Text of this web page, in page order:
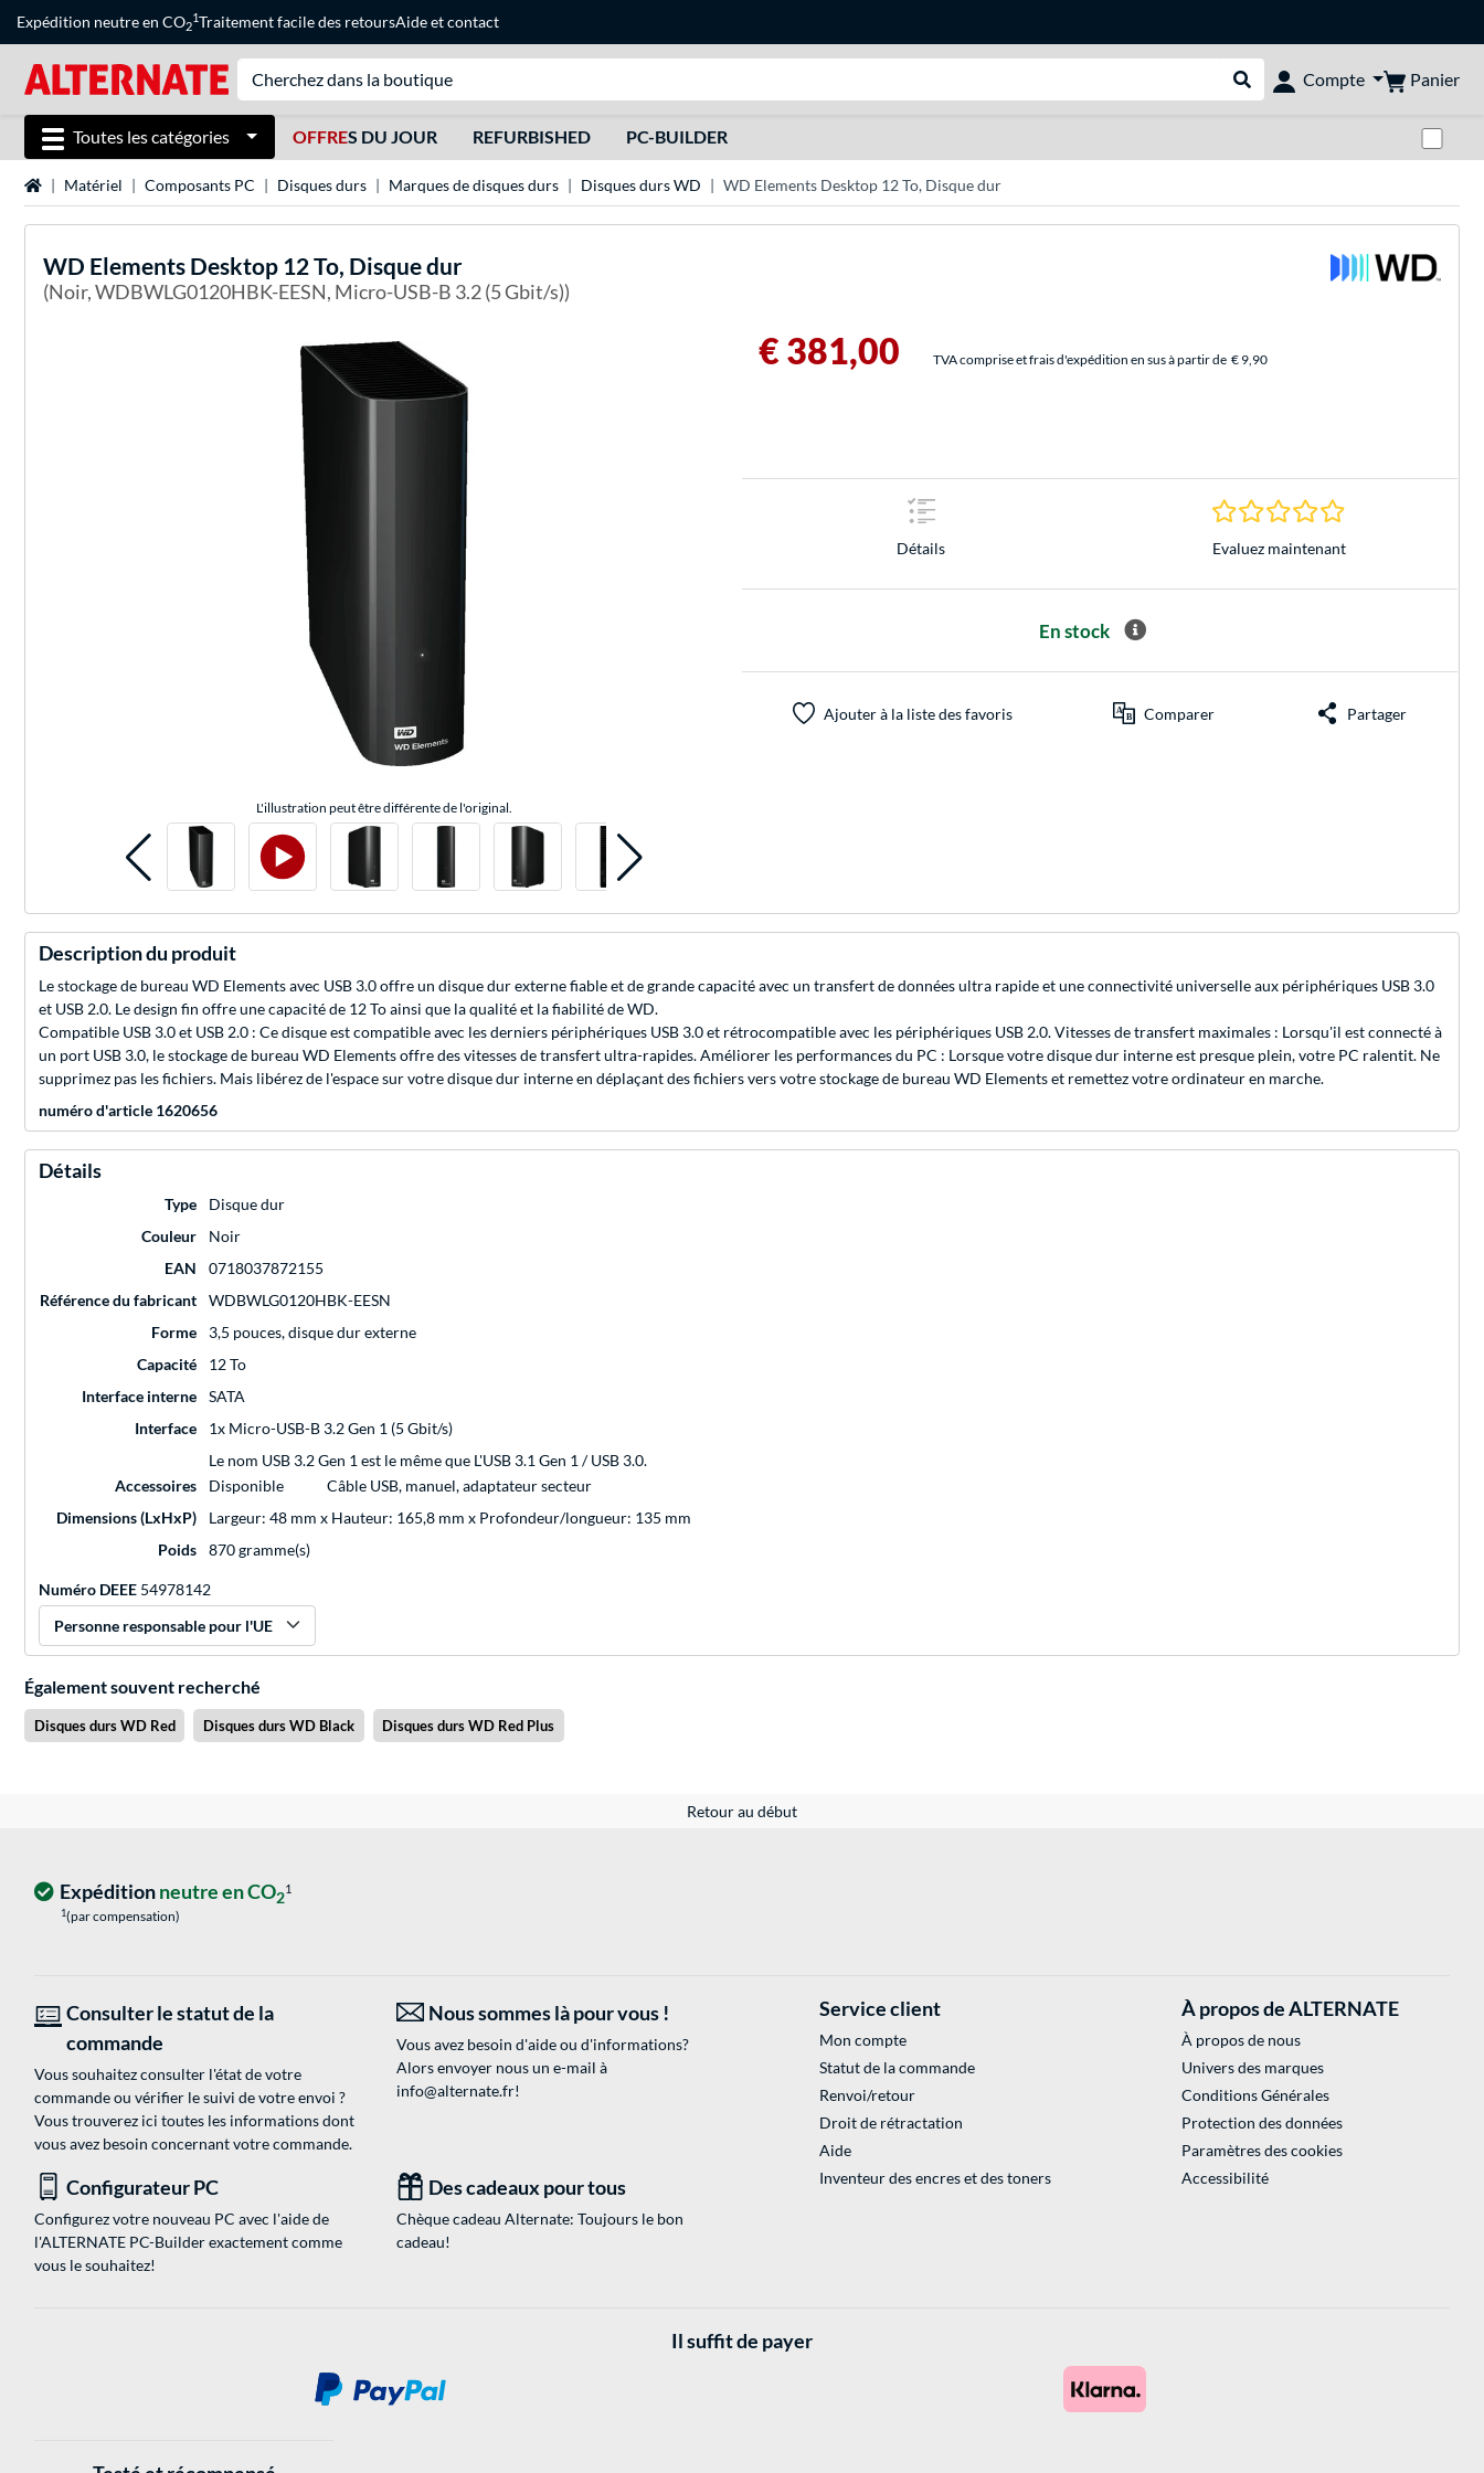
Expédition neutre en CO2
1Traitement facile des retoursAideetcontact
Rechercher dans le shop
Compte Panier
Toutes les catégories OFFRES DU JOUR REFURBISHED PC-BUILDER
Page d'accueil
Matériel Composants PC Disques durs Marques de disques durs Disques durs WD WD Elements Desktop 12 To, Disque dur
WD Elements Desktop 12 To, Disque dur
(Noir, WDBWLG0120HBK-EESN, Micro-USB-B 3.2 (5 Gbit/s))
L'illustration peut être différente de l'original.
€ 381,00 TVA comprise et frais d'expédition en sus à partir de € 9,90
Détails
0.0 Étoiles à 0
Evaluez maintenant
En stock
Ajouter à la liste des favoris Comparer Partager
Description du produit
Le stockage de bureau WD Elements avec USB 3.0 offre un disque dur externe fiable et de grande capacité avec un transfert de données ultra rapide et une connectivité universelle aux périphériques USB 3.0
et USB 2.0. Le design fin offre une capacité de 12 To ainsi que la qualité et la fiabilité de WD.
Compatible USB 3.0 et USB 2.0 : Ce disque est compatible avec les derniers périphériques USB 3.0 et rétrocompatible avec les périphériques USB 2.0. Vitesses de transfert maximales : Lorsqu'il est connecté à
un port USB 3.0, le stockage de bureau WD Elements offre des vitesses de transfert ultra-rapides. Améliorer les performances du PC : Lorsque votre disque dur interne est presque plein, votre PC ralentit. Ne
supprimez pas les fichiers. Mais libérez de l'espace sur votre disque dur interne en déplaçant des fichiers vers votre stockage de bureau WD Elements et remettez votre ordinateur en marche.
numéro d'article 1620656
Détails
Type
Disque dur
Couleur
Noir
EAN
0718037872155
Référence du fabricant
WDBWLG0120HBK-EESN
Forme
3,5 pouces, disque dur externe
Capacité
12 To
Interface interne
SATA
Interface
1x Micro-USB-B 3.2 Gen 1 (5 Gbit/s)
Le nom USB 3.2 Gen 1 est le même que L'USB 3.1 Gen 1 / USB 3.0.
Accessoires
Disponible
Câble USB, manuel, adaptateur secteur
Dimensions (LxHxP)
Largeur: 48 mm x Hauteur: 165,8 mm x Profondeur/longueur: 135 mm
Poids
870 gramme(s)
Numéro DEEE 54978142
Personne responsable pour l'UE
Également souvent recherché
Disques durs WD Red Disques durs WD Black Disques durs WD Red Plus
Retour au début
Expéditionneutre en CO21
1(par compensation)
Consulter le statut de la
commande
Vous souhaitez consulter l'état de votre
commande ou vérifier le suivi de votre envoi ?
Vous trouverez ici toutes les informations dont
vous avez besoin concernant votre commande.
Nous sommes là pour vous !
Vous avez besoin d'aide ou d'informations?
Alors envoyer nous un e-mail à
info@alternate.fr!
Configurateur PC
Configurez votre nouveau PC avec l'aide de
l'ALTERNATE PC-Builder exactement comme
vous le souhaitez!
Des cadeaux pour tous
Chèque cadeau Alternate: Toujours le bon
cadeau!
Service client
Mon compte
Statut de la commande
Renvoi/retour
Droit de rétractation
Aide
Inventeur des encres et des toners
À propos de ALTERNATE
À propos de nous
Univers des marques
Conditions Générales
Protection des données
Paramètres des cookies
Accessibilité
Il suffit de payer